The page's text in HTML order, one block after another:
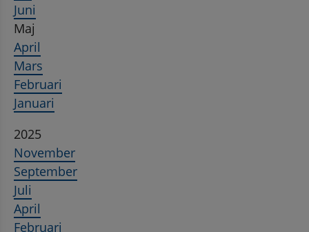
Juni
Maj
April
Mars
Februari
Januari
2025
November
September
Juli
April
Februari